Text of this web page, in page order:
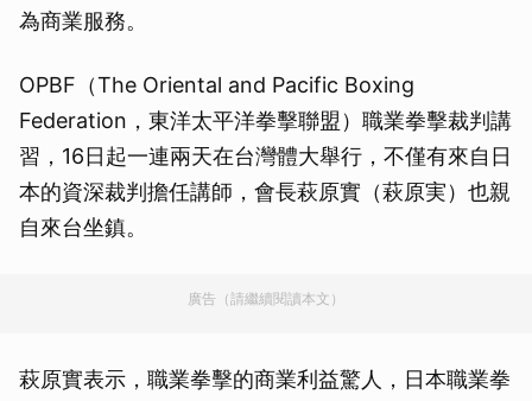
為商業服務。
OPBF（The Oriental and Pacific Boxing
Federation，東洋太平洋拳擊聯盟）職業拳擊裁判講
習，16日起一連兩天在台灣體大舉行，不僅有來自日
本的資深裁判擔任講師，會長萩原實（萩原実）也親
自來台坐鎮。
廣告（請繼續閱讀本文）
萩原實表示，職業拳擊的商業利益驚人，日本職業拳